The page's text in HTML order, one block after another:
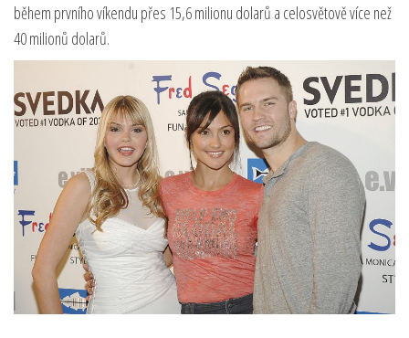
během prvního víkendu přes 15,6 milionu dolarů a celosvětově více než
40 milionů dolarů.